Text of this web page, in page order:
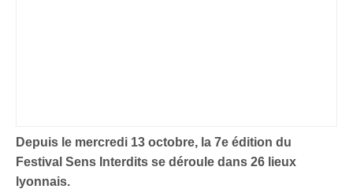
Depuis le mercredi 13 octobre, la 7e édition du
Festival Sens Interdits se déroule dans 26 lieux
lyonnais.